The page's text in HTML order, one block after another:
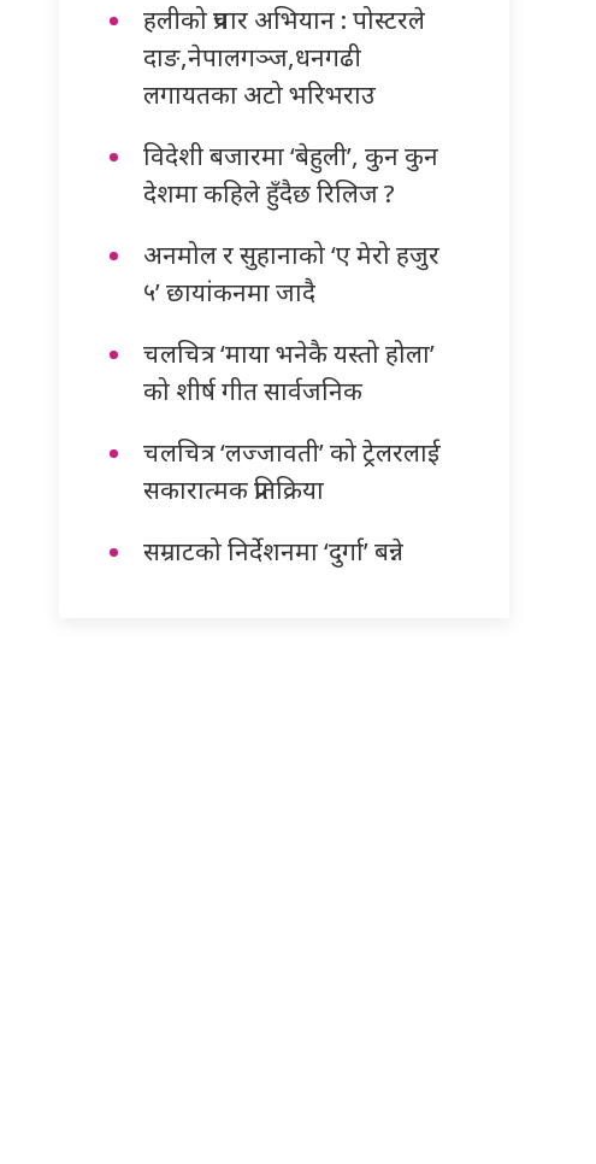
हलीको प्रचार अभियान : पोस्टरले
दाङ,नेपालगञ्ज,धनगढी
लगायतका अटो भरिभराउ
विदेशी बजारमा ‘बेहुली’, कुन कुन
देशमा कहिले हुँदैछ रिलिज ?
अनमोल र सुहानाको ‘ए मेरो हजुर
५’ छायांकनमा जादै
चलचित्र ‘माया भनेकै यस्तो होला’
को शीर्ष गीत सार्वजनिक
चलचित्र ‘लज्जावती’ को ट्रेलरलाई
सकारात्मक प्रतिक्रिया
सम्राटको निर्देशनमा ‘दुर्गा’ बन्ने